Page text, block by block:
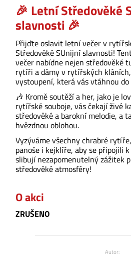
🎉 Letní Středověké
slavnosti 🎉
Přijďte oslavit letní večer v
Středověké SUnijní slavnosti!
večer nabídne nejen středověké
rytíři a dámy v rytířských
vystoupení, která vás vtáhnou
🎶 Kromě soutěží a her, jako je
rytířské souboje, vás čekají živé
středověké a barokní melodie, a
hvězdnou oblohou.
Vyzýváme všechny chrabré
panoše i kejklíře, aby se připojili
slibují nezapomenutelný zážitek
středověké atmosféry!
O akci
ZRUŠENO
Autor: